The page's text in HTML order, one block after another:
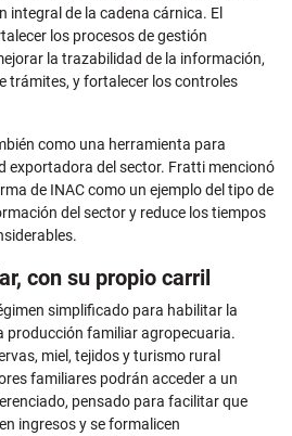
integral de la cadena cárnica. El
los procesos de gestión
la trazabilidad de la información,
trámites, y fortalecer los controles
como una herramienta para
exportadora del sector. Fratti mencionó
de INAC como un ejemplo del tipo de
del sector y reduce los tiempos
con su propio carril
simplificado para habilitar la
producción familiar agropecuaria.
miel, tejidos y turismo rural
familiares podrán acceder a un
pensado para facilitar que
ingresos y se formalicen